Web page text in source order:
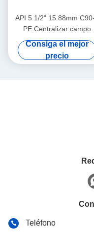
API 5 1/2" 15.88mm
PE Centralizar campo
petrolero en operaciones
petróleo y gas
Consiga el mejor
precio
Teléfono